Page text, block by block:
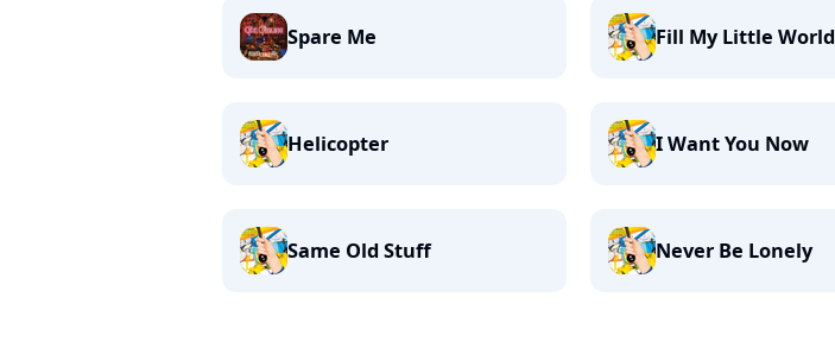
Spare Me Fill My Little World
Helicopter I Want You Now
Same Old Stuff Never Be Lonely